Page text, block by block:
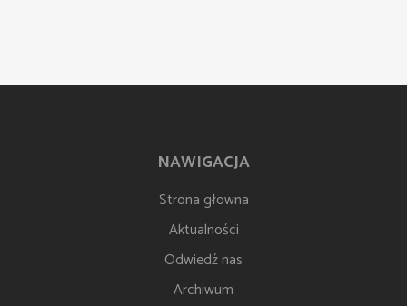
NAWIGACJA
Strona głowna
Aktualności
Odwiedź nas
Archiwum